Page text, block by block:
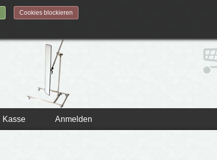
Cookies blockieren
Kasse Anmelden